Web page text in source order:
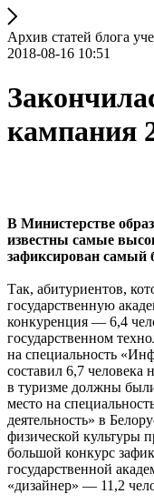
Архив статей блога
2018-08-16 10:51
кампания
В Министерстве
известны самые
зафиксирован самый
Так, абитуриентов,
государственную
конкуренция — 6,4
государственном
на специальность
составил 6,7
в туризме должны
место на
деятельность» в
физической культуры
большой конкурс
государственной
«дизайнер» — 11,2